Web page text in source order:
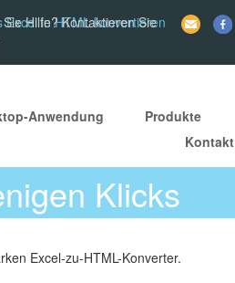
Excel in HTML konvertieren
Hilfe? Kontaktieren Sie
Anwendung Produkte
Kontakt
Klicks
Excel-zu-HTML-Konverter.